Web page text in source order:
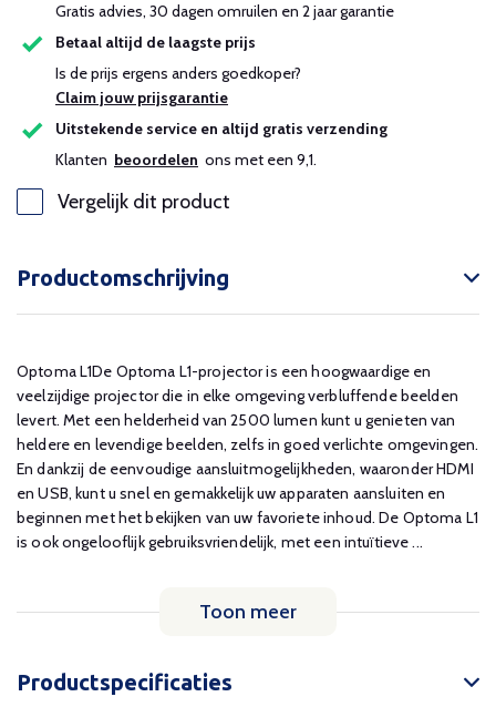
Gratis advies, 30 dagen omruilen en 2 jaar garantie
Betaal altijd de laagste prijs
Is de prijs ergens anders goedkoper?
Claim jouw prijsgarantie
Uitstekende service en altijd gratis verzending
Klanten beoordelen ons met een 9,1.
Vergelijk dit product
Productomschrijving
Optoma L1De Optoma L1-projector is een hoogwaardige en
veelzijdige projector die in elke omgeving verbluffende beelden
levert. Met een helderheid van 2500 lumen kunt u genieten van
heldere en levendige beelden, zelfs in goed verlichte omgevingen.
En dankzij de eenvoudige aansluitmogelijkheden, waaronder HDMI
en USB, kunt u snel en gemakkelijk uw apparaten aansluiten en
beginnen met het bekijken van uw favoriete inhoud. De Optoma L1
is ook ongelooflijk gebruiksvriendelijk, met een intuïtieve ...
Toon meer
Productspecificaties